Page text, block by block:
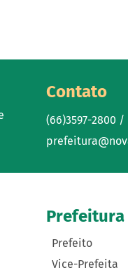
Contato
(66)3597-2800 /
Prefeitura
Prefeito
Vice-Prefeita